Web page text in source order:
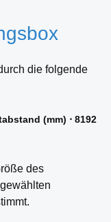
die folgende
(mm) ⋅ 8192
des